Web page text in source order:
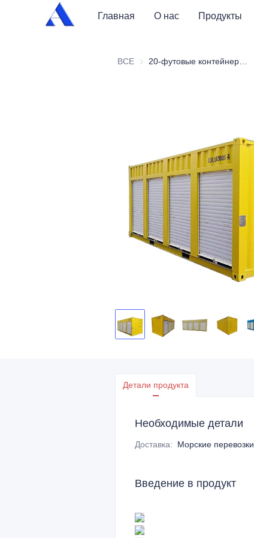
Главная О нас Продукты
ВСЕ
Детали продукта
Необходимые детали
Доставка: Морские перевозки
Введение в продукт